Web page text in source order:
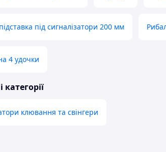
під сигналізатори 200 мм
4 удочки
категорії
клювання та свінгери